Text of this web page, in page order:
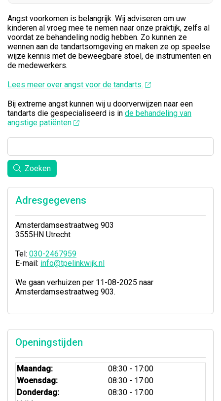
Angst voorkomen is belangrijk. Wij adviseren om uw
kinderen al vroeg mee te nemen naar onze praktijk, zelfs al
voordat ze behandeling nodig hebben. Zo kunnen ze
wennen aan de tandartsomgeving en maken ze op speelse
wijze kennis met de beweegbare stoel, de instrumenten en
de medewerkers.
Lees meer over angst voor de tandarts.
Bij extreme angst kunnen wij u doorverwijzen naar een
tandarts die gespecialiseerd is in de behandeling van
angstige patiënten
Zoeken
Adresgegevens
Amsterdamsestraatweg 903
3555HN Utrecht
Tel: 030-2467959
E-mail: info@tpelinkwijk.nl
We gaan verhuizen per 11-08-2025 naar
Amsterdamsestraatweg 903.
Openingstijden
Maandag:
08:30 - 17:00
Woensdag:
08:30 - 17:00
Donderdag:
08:30 - 17:00